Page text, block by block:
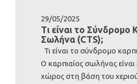
ποδοκνημικής οδηγεί σε
του αστραγάλου που
επακόλουθες αλλαγές
στη δύναμη, στον έλεγχο
σώματος, στο χρόνο
μυών και στην
ανθεκτικό. Αν εξαιρέσουμε
αναγέννηση νέων άκρων,
είναι ικανό να ανακάμπτει
βλάβες, μεταξύ άλλων,
οστών. Με αυτό κατά νου,
29/05/2025
Τι είναι το Σύνδρομο
Σωλήνα (CTS);
Τι είναι το σύνδρομο
Ο καρπιαίος σωλήνας είναι
χώρος στη βάση του